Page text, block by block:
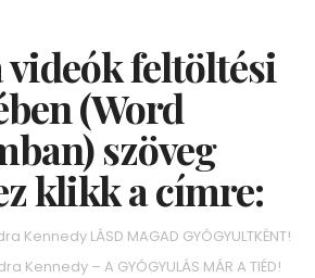
videók feltöltési
(Word
szöveg
klikk a címre:
Kennedy LÁSD MAGAD GYÓGYULTKÉNT!
Kennedy – A GYÓGYULÁS MÁR A TIÉD!